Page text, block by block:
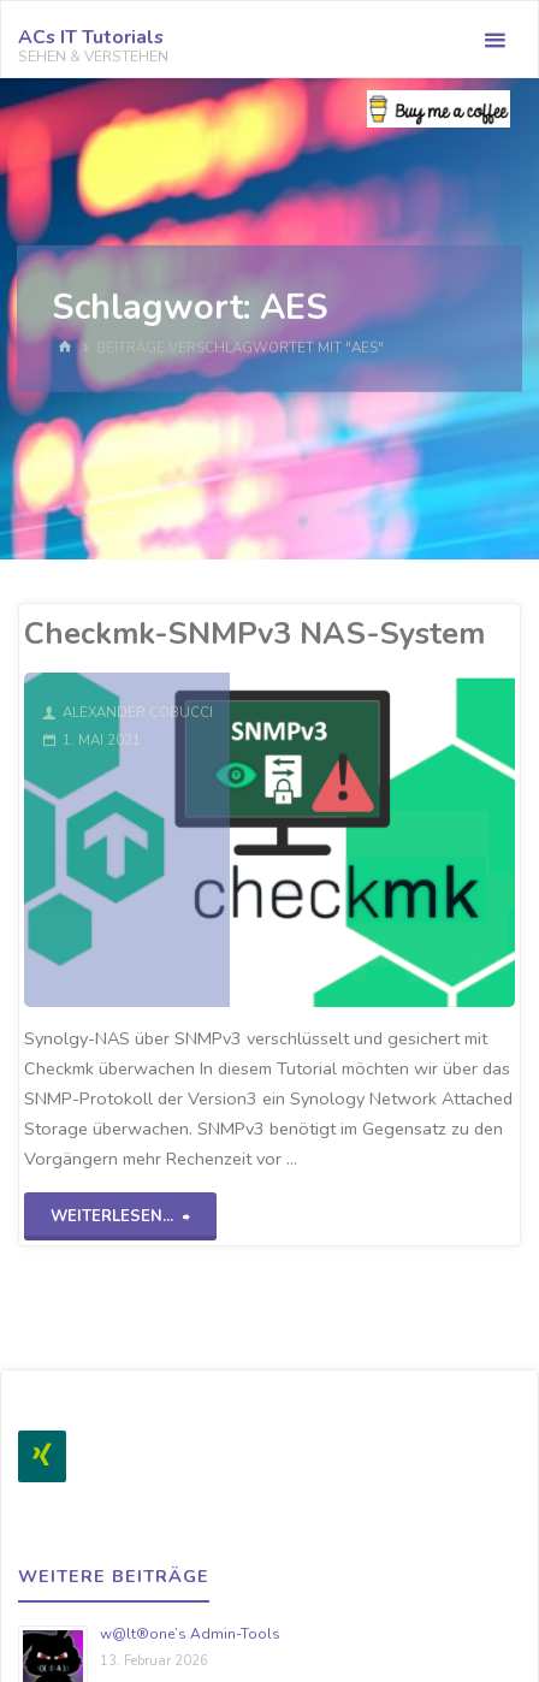
Inhalt
springen
ACs IT Tutorials
SEHEN & VERSTEHEN
Schlagwort:AES
STARTBEITRÄGE VERSCHLAGWORTET MIT "AES"
Checkmk-SNMPv3 NAS-System
ALEXANDER COBUCCI
1. MAI 2021
Synolgy-NAS über SNMPv3 verschlüsselt und gesichert mit
Checkmk überwachen In diesem Tutorial möchten wir über das
SNMP-Protokoll der Version3 ein Synology Network Attached
Storage überwachen. SNMPv3 benötigt im Gegensatz zu den
Vorgängern mehr Rechenzeit vor …
WEITERLESEN...
"Checkmk-
WEITERE BEITRÄGE
w@lt®one’s Admin-Tools
13. Februar 2026